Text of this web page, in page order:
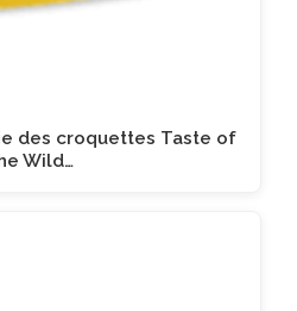
des croquettes Taste of
Wild…